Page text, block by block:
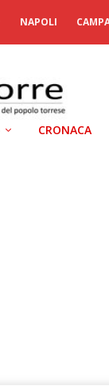
NAPOLI
CRONACA